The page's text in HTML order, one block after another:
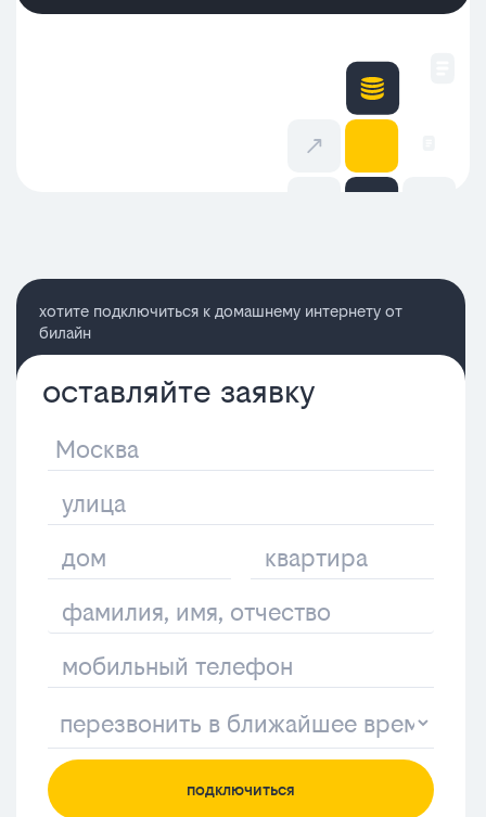
хотите подключиться к домашнему интернету от
билайн
оставляйте заявку
подключиться